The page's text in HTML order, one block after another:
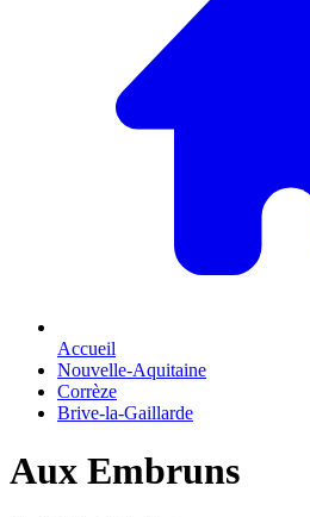
Accueil
Nouvelle-Aquitaine
Corrèze
Brive-la-Gaillarde
Aux Embruns